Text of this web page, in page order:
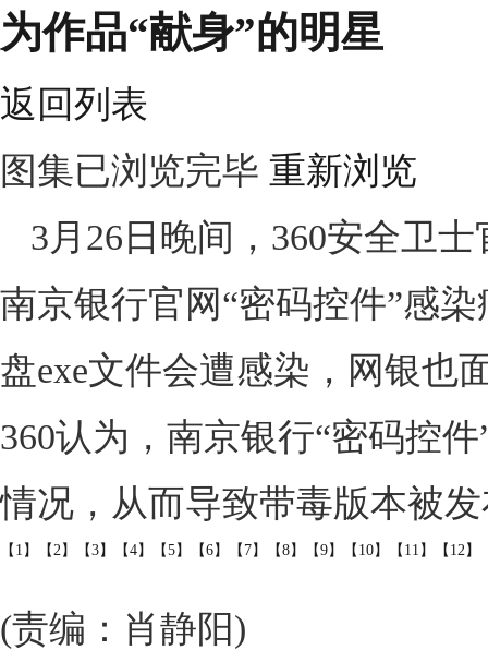
为作品“献身”的明星
返回列表
图集已浏览完毕 重新浏览
3月26日晚间，360安全卫
南京银行官网“密码控件”感
盘exe文件会遭感染，网银也
360认为，南京银行“密码控
情况，从而导致带毒版本被
【1】 【2】 【3】 【4】 【5】 【6】 【7】 【8】 【9】 【10】 【11】 【12】
(责编：肖静阳)